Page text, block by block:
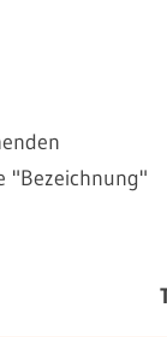
"Bezeichnung"